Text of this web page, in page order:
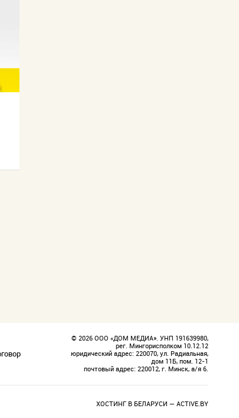
© 2026 ООО «ДОМ МЕДИА». УНП 191639980,
рег. Мингорисполком 10.12.12
юридический адрес: 220070, ул. Радиальная,
дом 11Б, пом. 12-1
почтовый адрес: 220012, г. Минск, а/я 6.
ХОСТИНГ В БЕЛАРУСИ — ACTIVE.BY